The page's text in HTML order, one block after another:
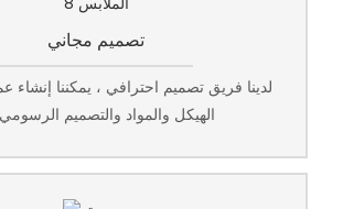
تصميم مجاني
لدينا فريق تصميم احترافي ، يمكننا إنشاء
الهيكل والمواد والتصميم